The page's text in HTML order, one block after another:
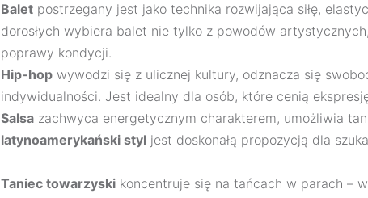
Balet postrzegany jest jako technika rozwijająca siłę,
dorosłych wybiera balet nie tylko z powodów
poprawy kondycji.
Hip-hop wywodzi się z ulicznej kultury, odznacza się
indywidualności. Jest idealny dla osób, które cenią
Salsa zachwyca energetycznym charakterem, umożliwia
latynoamerykański styl jest doskonałą propozycją dla
Taniec towarzyski koncentruje się na tańcach w parach –